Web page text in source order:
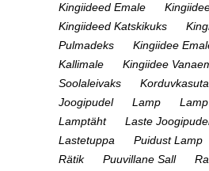
Kingiideed Emale
Kingiideed Katskikuks
Pulmadeks
Kingiidee
Kallimale
Kingiidee
Soolaleivaks
Joogipudel
Lamp
Lamptäht
Laste
Lastetuppa
Puidust Lamp
Rätik
Puuvillane Sall